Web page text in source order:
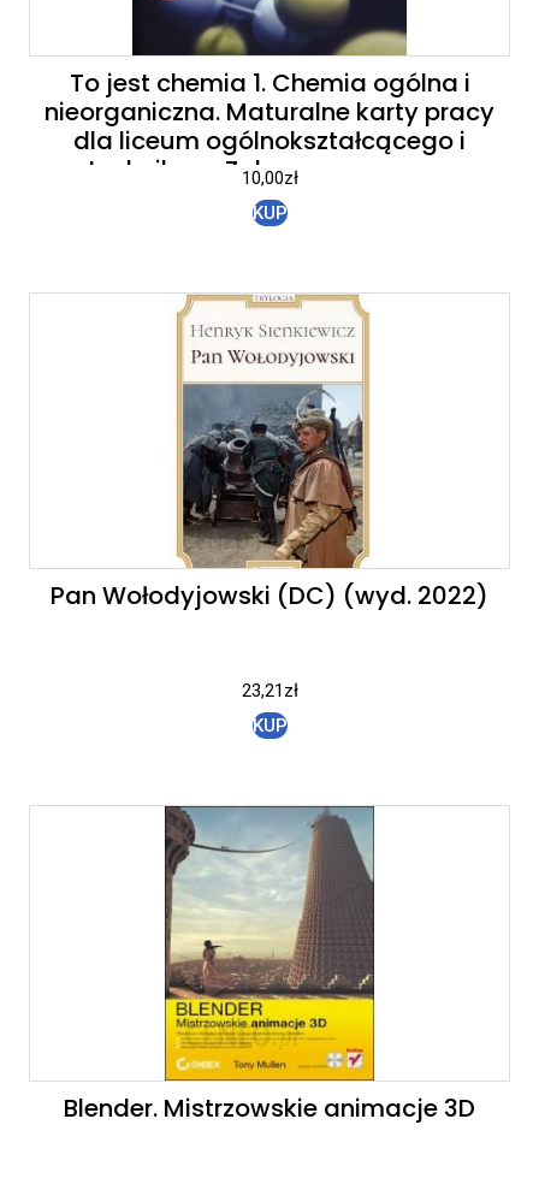
To jest chemia 1. Chemia ogólna i
nieorganiczna. Maturalne karty pracy
dla liceum ogólnokształcącego i
technikum. Zakres rozszerzony
10,00zł
KUP
Pan Wołodyjowski (DC) (wyd. 2022)
23,21zł
KUP
Blender. Mistrzowskie animacje 3D